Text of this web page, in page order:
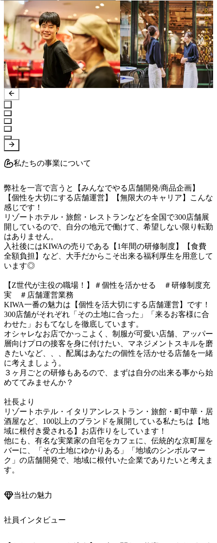
私たちの事業について
弊社を一言で言うと【みんなでやる店舗開発/商品企画】
【個性を大切にする店舗運営】【無限大のキャリア】こんな
感じです！
リゾートホテル・旅館・レストランなどを全国で300店舗展
開しているので、自分の地元で働けて、希望しない限り転勤
はありません。
入社後にはKIWAの売りである【1年間の研修制度】【食費
全額負担】など、大手だからこそ出来る福利厚生を用意して
います◎
【Z世代が主役の職場！】＃個性を活かせる　＃研修制度充
実　＃店舗運営業務
KIWA一番の魅力は【個性を活大切にする店舗運営】です！
300店舗がそれぞれ「その土地に合った」「来るお客様に合
わせた」おもてなしを徹底しています。
オシャレなお店でかっこよく、制服が可愛い店舗、アッパー
層向けプロの接客を身に付けたい、マネジメントスキルを磨
きたいなど、、、配属はあなたの個性を活かせる店舗を一緒
に考えましょう。
３ヶ月ごとの研修もあるので、まずは自分の出来る事から始
めててみませんか？
社長より
リゾートホテル・イタリアンレストラン・旅館・町中華・居
酒屋など、100以上のブランドを展開している私たちは【地
域に根付き愛される】お店作りをしています！
他にも、有名な実業家の自宅をカフェに、伝統的な京町屋を
バーに、「その土地にゆかりある」「地域のシンボルマー
ク」の店舗開発で、地域に根付いた企業でありたいと考えま
す。
当社の魅力
社員インタビュー